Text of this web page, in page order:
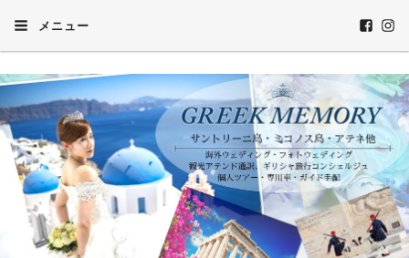
メニュー